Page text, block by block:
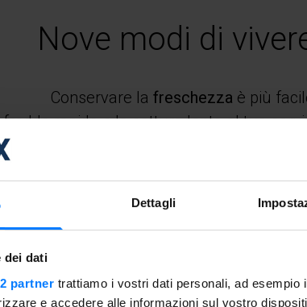
Dettagli
dei dati
partner trattiamo i vostri dati personali, ad
e accedere alle informazioni sul vostro
Nove modi di
Conservare la freschezza è più
rapido e la cottura lenta al tuo
qualsiasi alimento